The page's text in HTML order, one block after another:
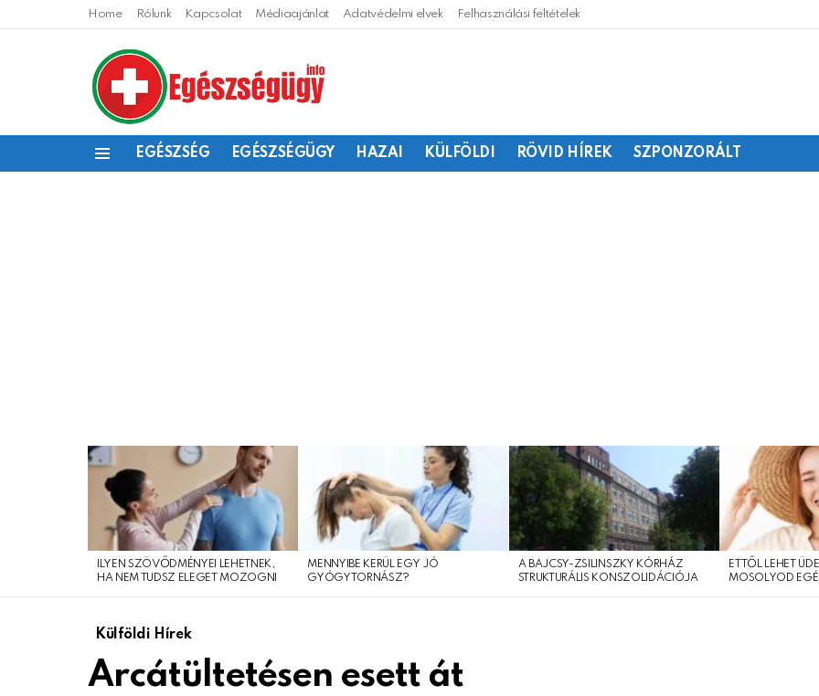
Home Rólunk Kapcsolat Médiaajánlat Adatvédelmi elvek Felhasználási feltételek
EGÉSZSÉG EGÉSZSÉGÜGY HAZAI KÜLFÖLDI RÖVID HÍREK SZPONZORÁLT
LEGFRISSEBB
CIKKEINK
ILYEN SZÖVŐDMÉNYEI LEHETNEK,
HA NEM TUDSZ ELEGET MOZOGNI
MENNYIBE KERÜL EGY JÓ
GYÓGYTORNÁSZ?
A BAJCSY-ZSILINSZKY KÓRHÁZ
STRUKTURÁLIS KONSZOLIDÁCIÓJA
ETTŐL LEHET
MOSOLYOD
Külföldi Hírek
Arcátültetésen esett át